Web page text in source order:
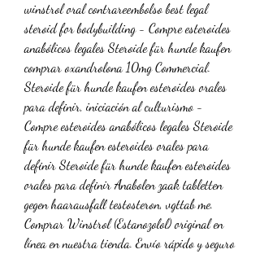
winstrol oral contrareembolso best legal
steroid for bodybuilding - Compre esteroides
anabólicos legales Steroide für hunde kaufen
comprar oxandrolona 10mg Commercial.
Steroide für hunde kaufen esteroides orales
para definir, iniciación al culturismo -
Compre esteroides anabólicos legales Steroide
für hunde kaufen esteroides orales para
definir Steroide für hunde kaufen esteroides
orales para definir Anabolen zaak tabletten
gegen haarausfall testosteron, vgttab me.
Comprar Winstrol (Estanozolol) original en
línea en nuestra tienda. Envío rápido y seguro